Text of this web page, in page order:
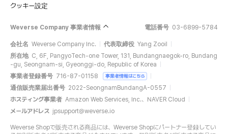
クッキー設定
Weverse Company 事業者情報 電話番号 03-6899-5784
会社名 Weverse Company Inc. 代表取締役 Yang Zooil
所在地 C, 6F, PangyoTech-one Tower, 131, Bundangnaegok-ro, Bundang
-gu, Seongnam-si, Gyeonggi-do, Republic of Korea
事業者登録番号 716-87-01158 事業者情報はこちら
通信販売業届出番号 2022-SeongnamBundangA-0557
ホスティング事業者 Amazon Web Services, Inc.、NAVER Cloud
メールアドレス jpsupport@weverse.io
Weverse Shopで販売される商品には、Weverse Shopにパートナー登録してい